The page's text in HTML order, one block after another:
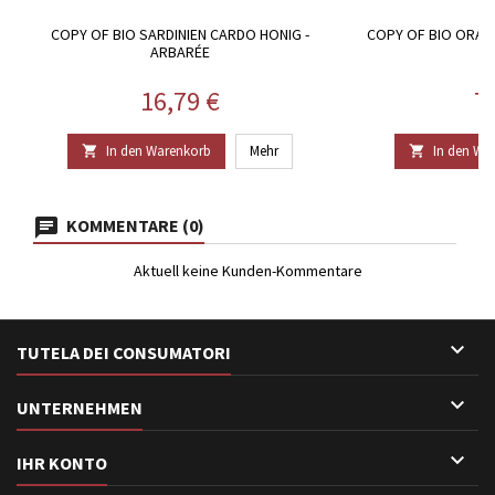
COPY OF BIO SARDINIEN CARDO HONIG -
ARBARÉE
Preis
16,79 €
 In den Warenkorb Mehr
COPY OF BIO
 In den
KOMMENTARE (0)
Aktuell keine Kunden-Kommentare
TUTELA DEI CONSUMATORI 
UNTERNEHMEN 
IHR KONTO 